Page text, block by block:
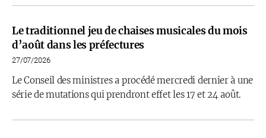
Le traditionnel jeu de chaises musicales du mois
d’août dans les préfectures
27/07/2026
Le Conseil des ministres a procédé mercredi dernier à une
série de mutations qui prendront effet les 17 et 24 août.